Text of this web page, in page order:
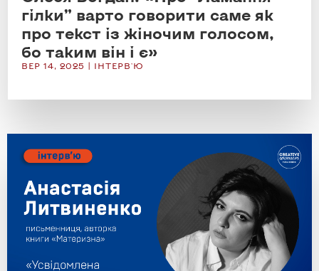
гілки” варто говорити саме як
про текст із жіночим голосом,
бо таким він і є»
ВЕР 14, 2025 | ІНТЕРВ'Ю